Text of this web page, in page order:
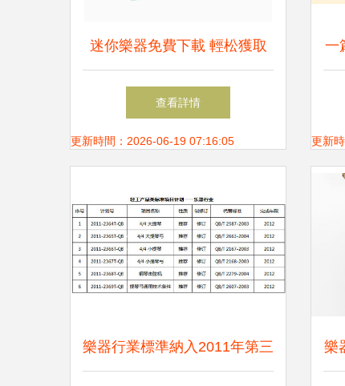
迷你樂器免費下載 輕松獲取
高精度實物級音色素材
查看詳情
更新時間：2026-06-19 07:16:05
一
更新
樂器行業標準納入2011年第三 樂